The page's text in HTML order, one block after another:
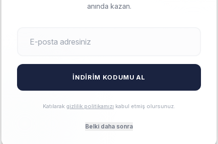
anında kazan.
İNDIRIM KODUMU AL
Katılarak gizlilik politikamızı kabul etmiş olursunuz.
Belki daha sonra